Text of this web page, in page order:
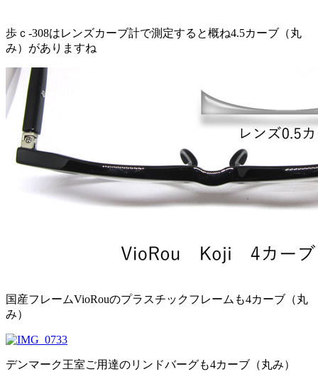
歩ｃ-308はレンズカーブ計で測定すると概ね4.5カーブ（丸
み）がありますね
国産フレームVioRouのプラスチックフレームも4カーブ（丸
み）
デンマーク王室ご用達のリンドバーグも4カーブ（丸み）